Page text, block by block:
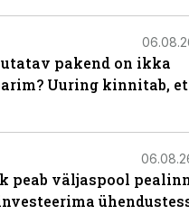
pakend on ikka
Uuring kinnitab,
peab väljaspool